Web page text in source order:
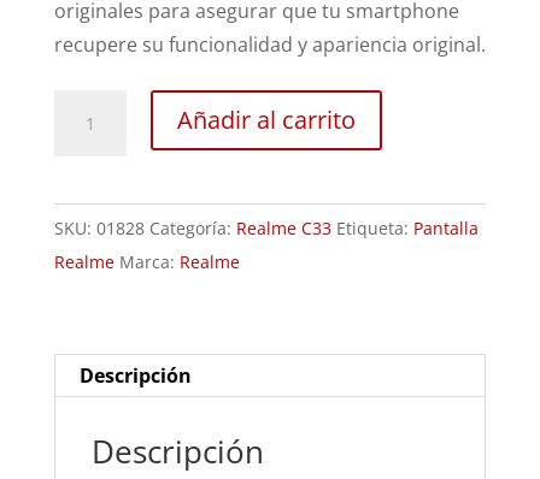
originales para asegurar que tu smartphone
recupere su funcionalidad y apariencia original.
C33
cantidad
Añadir al carrito
SKU: 01828 Categoría: Realme C33 Etiqueta: Pantalla
Realme Marca: Realme
Descripción
Descripción